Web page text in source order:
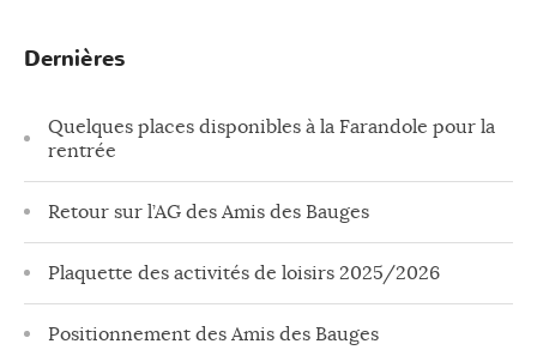
Dernières
Quelques places disponibles à la Farandole pour la
rentrée
Retour sur l’AG des Amis des Bauges
Plaquette des activités de loisirs 2025/2026
Positionnement des Amis des Bauges